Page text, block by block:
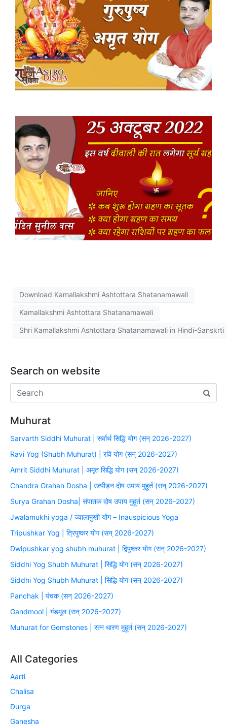
Download Kamallakshmi Ashtottara Shatanamawali
Kamallakshmi Ashtottara Shatanamawali
Shri Kamallakshmi Ashtottara Shatanamawali in Hindi-Sanskrti
Search on website
Muhurat
Sarvarth Siddhi Muhurat | सर्वार्थ सिद्धि योग (सन् 2026-2027)
Ravi Yog (Shubh Muhurat) | रवि योग (सन् 2026-2027)
Amrit Siddhi Muhurat | अमृत सिद्धि योग (सन् 2026-2027)
Chandra Grahan Dosha | उत्पीड़न दोष उपाय मुहूर्त (सन् 2026-2027)
Surya Grahan Dosha| संपातक दोष उपाय मुहूर्त (सन् 2026-2027)
Jwalamukhi yoga / ज्वालामुखी योग – Inauspicious Yoga
Tripushkar Yog | त्रिपुष्कर योग (सन् 2026-2027)
Dwipushkar yog shubh muhurat | द्विपुष्कर योग (सन् 2026-2027)
Siddhi Yog Shubh Muhurat | सिद्धि योग (सन् 2026-2027)
Siddhi Yog Shubh Muhurat | सिद्धि योग (सन् 2026-2027)
Panchak | पंचक (सन् 2026-2027)
Gandmool | गंडमूल (सन् 2026-2027)
Muhurat for Gemstones | रत्न धारण मुहूर्त (सन् 2026-2027)
All Categories
Aarti
Chalisa
Durga
Ganesha